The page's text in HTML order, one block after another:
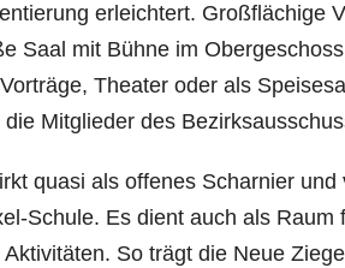
erleichtert. Großflächige
Saal mit Bühne im
Theater oder als
Mitglieder des
quasi als offenes Scharnier
Schule. Es dient auch als Raum
So trägt die Neue